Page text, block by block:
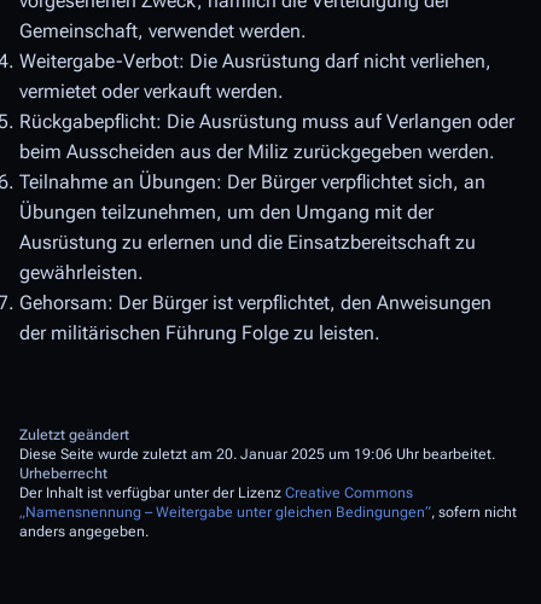
Gemeinschaft, verwendet werden.
Weitergabe-Verbot: Die Ausrüstung darf nicht verliehen,
vermietet oder verkauft werden.
Rückgabepflicht: Die Ausrüstung muss auf Verlangen oder
beim Ausscheiden aus der Miliz zurückgegeben werden.
Teilnahme an Übungen: Der Bürger verpflichtet sich, an
Übungen teilzunehmen, um den Umgang mit der
Ausrüstung zu erlernen und die Einsatzbereitschaft zu
gewährleisten.
Gehorsam: Der Bürger ist verpflichtet, den Anweisungen
der militärischen Führung Folge zu leisten.
Zuletzt geändert
Diese Seite wurde zuletzt am 20. Januar 2025 um 19:06 Uhr bearbeitet.
Urheberrecht
Der Inhalt ist verfügbar unter der Lizenz Creative Commons
„Namensnennung – Weitergabe unter gleichen Bedingungen“, sofern nicht
anders angegeben.